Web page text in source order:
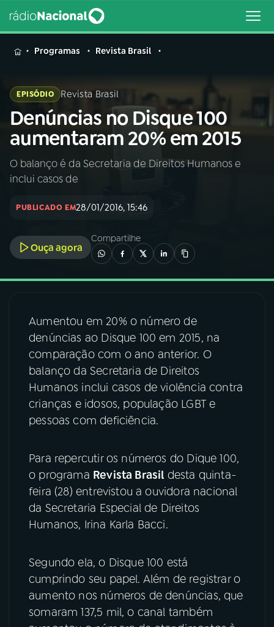
MENU
Buscar
na
Rádio
Nacional
Buscar
04PROGRAMAS
05PODCASTS
06VIDEOCASTS
07ÚLTIMAS
08FESTIVAL DE MÚSICA
YouTube Facebook
Instagram X
Programas Revista Brasil
EPISÓDIO Revista Brasil
Denúncias no Disque 100
aumentaram 20% em 2015
O balanço é da Secretaria de Direitos Humanos e
inclui casos de
PUBLICADO EM28/01/2016, 15:46
Ouça agora
Compartilhe
Aumentou em 20% o número de
denúncias ao Disque 100 em 2015, na
comparação com o ano anterior. O
balanço da Secretaria de Direitos
Humanos inclui casos de violência contra
crianças e idosos, população LGBT e
pessoas com deficiência.
Para repercutir os números do Dique 100,
o programa Revista Brasil desta quinta-
feira (28) entrevistou a ouvidora nacional
da Secretaria Especial de Direitos
Humanos, Irina Karla Bacci.
Segundo ela, o Disque 100 está
cumprindo seu papel. Além de registrar o
aumento nos números de denúncias, que
somaram 137,5 mil, o canal também